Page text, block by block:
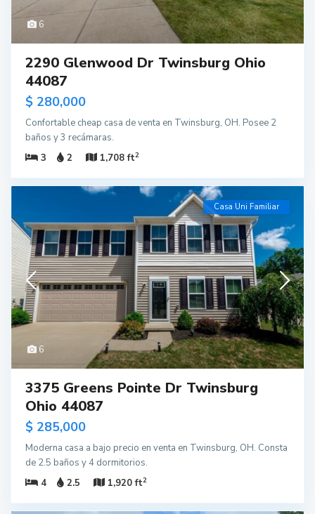
6
2290 Glenwood Dr Twinsburg Ohio
44087
$ 280,000
Confortable cheap casa de venta en Twinsburg, OH. Posee 2
baños y 3 recámaras.
3
2 1,708 ft2
6
Casa Uni Familiar
3375 Greens Pointe Dr Twinsburg
Ohio 44087
$ 285,000
Moderna casa a bajo precio en venta en Twinsburg, OH. Consta
de 2.5 baños y 4 dormitorios.
4
2.5 1,920 ft2